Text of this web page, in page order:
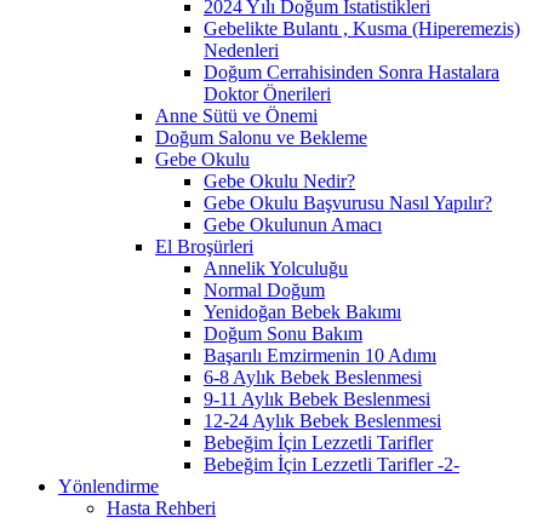
2024 Yılı Doğum İstatistikleri
Gebelikte Bulantı , Kusma (Hiperemezis)
Nedenleri
Doğum Cerrahisinden Sonra Hastalara
Doktor Önerileri
Anne Sütü ve Önemi
Doğum Salonu ve Bekleme
Gebe Okulu
Gebe Okulu Nedir?
Gebe Okulu Başvurusu Nasıl Yapılır?
Gebe Okulunun Amacı
El Broşürleri
Annelik Yolculuğu
Normal Doğum
Yenidoğan Bebek Bakımı
Doğum Sonu Bakım
Başarılı Emzirmenin 10 Adımı
6-8 Aylık Bebek Beslenmesi
9-11 Aylık Bebek Beslenmesi
12-24 Aylık Bebek Beslenmesi
Bebeğim İçin Lezzetli Tarifler
Bebeğim İçin Lezzetli Tarifler -2-
Yönlendirme
Hasta Rehberi